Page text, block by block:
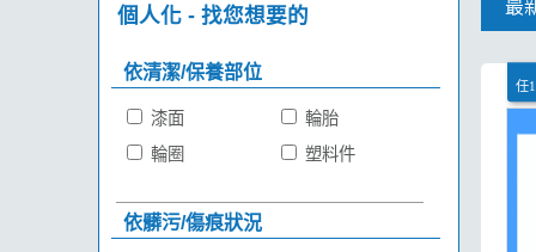
個人化 - 找您想要的
依清潔/保養部位
漆面
輪胎
輪圈
塑料件
依髒污/傷痕狀況
最
任